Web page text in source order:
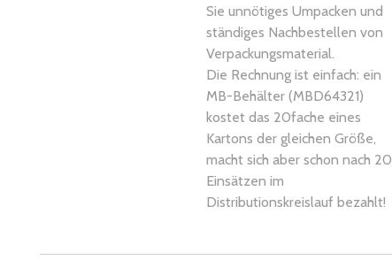
Sie unnötiges Umpacken und
ständiges Nachbestellen von
Verpackungsmaterial.
Die Rechnung ist einfach: ein
MB-Behälter (MBD64321)
kostet das 20fache eines
Kartons der gleichen Größe,
macht sich aber schon nach 20
Einsätzen im
Distributionskreislauf bezahlt!